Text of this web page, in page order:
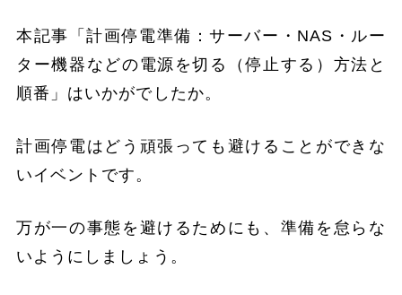
本記事「計画停電準備：サーバー・NAS・ルー
ター機器などの電源を切る（停止する）方法と
順番」はいかがでしたか。
計画停電はどう頑張っても避けることができな
いイベントです。
万が一の事態を避けるためにも、準備を怠らな
いようにしましょう。